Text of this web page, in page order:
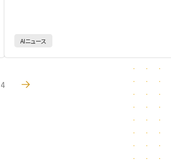
AIニュース
4